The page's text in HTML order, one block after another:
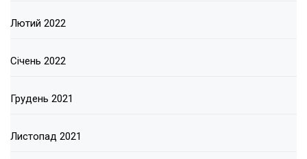
Лютий 2022
Січень 2022
Грудень 2021
Листопад 2021